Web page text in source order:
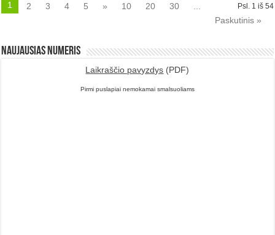
Psl. 1 iš 54
1 2 3 4 5 » 10 20 30
Paskutinis »
Naujausias numeris
Laikraščio pavyzdys (PDF)
Pirmi puslapiai nemokamai smalsuoliams